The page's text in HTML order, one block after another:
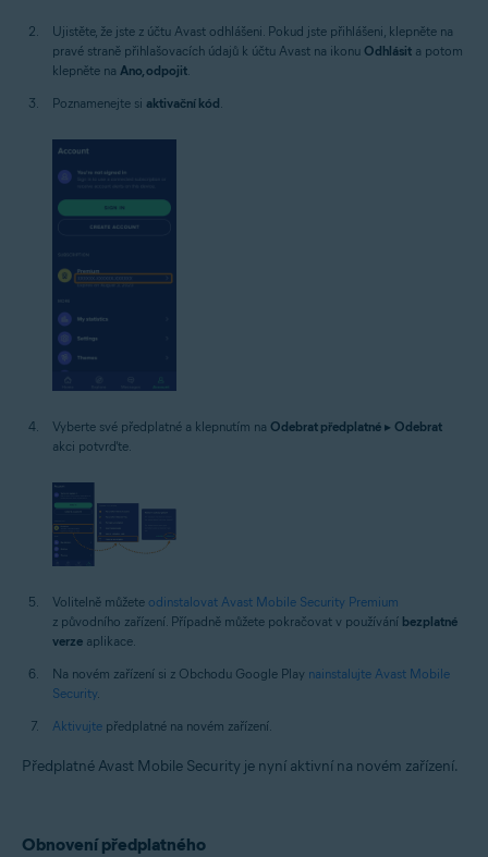
Ujistěte, že jste z účtu Avast odhlášeni. Pokud jste přihlášeni, klepněte na
pravé straně přihlašovacích údajů k účtu Avast na ikonu Odhlásit a potom
klepněte na Ano, odpojit.
Poznamenejte si aktivační kód.
Vyberte své předplatné a klepnutím na Odebrat předplatné ▸ Odebrat
akci potvrďte.
Volitelně můžete odinstalovat Avast Mobile Security Premium
z původního zařízení. Případně můžete pokračovat v používání bezplatné
verze aplikace.
Na novém zařízení si z Obchodu Google Play nainstalujte Avast Mobile
Security.
Aktivujte předplatné na novém zařízení.
Předplatné Avast Mobile Security je nyní aktivní na novém zařízení.
Obnovení předplatného